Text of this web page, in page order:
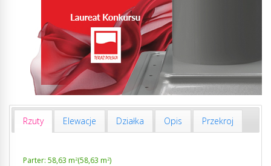
Rzuty Elewacje Działka Opis Przekroj
Parter: 58,63 m2(58,63 m2)